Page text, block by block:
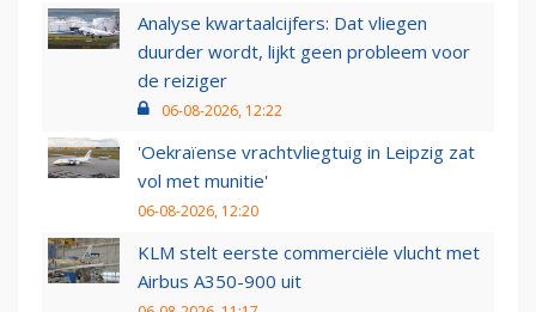
Analyse kwartaalcijfers: Dat vliegen
duurder wordt, lijkt geen probleem voor
de reiziger
06-08-2026, 12:22
'Oekraïense vrachtvliegtuig in Leipzig zat
vol met munitie'
06-08-2026, 12:20
KLM stelt eerste commerciële vlucht met
Airbus A350-900 uit